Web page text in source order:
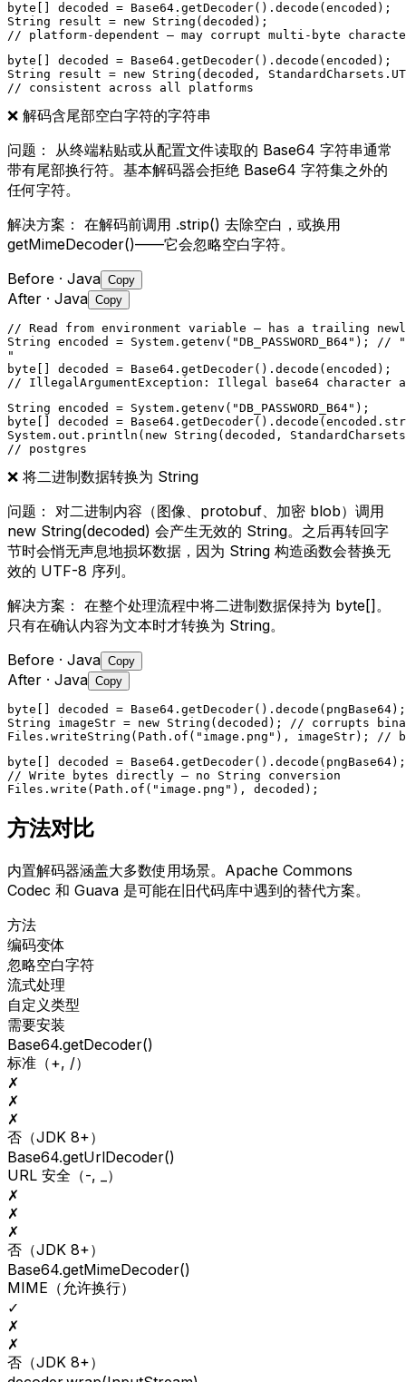
byte[] decoded = Base64.getDecoder().decode(encoded);
String result = new String(decoded);
// platform-dependent — may corrupt multi-byte
byte[] decoded = Base64.getDecoder().decode(encoded);
String result = new String(decoded,
// consistent across all platforms
❌ 解码含尾部空白字符的字符串
问题：
从终端粘贴或从配置文件读取的 Base64 字符串通常
带有尾部换行符。基本解码器会拒绝 Base64 字符集之外的
任何字符。
解决方案： 在解码前调用 .strip() 去除空白，或换用
getMimeDecoder()——它会忽略空白字符。
Before · Java Copy
After · Java Copy
// Read from environment variable — has a trailing
String encoded = System.getenv("DB_PASSWORD_B64"); //
"
byte[] decoded = Base64.getDecoder().decode(encoded);
// IllegalArgumentException: Illegal base64 character a
String encoded = System.getenv("DB_PASSWORD_B64");
byte[] decoded =
System.out.println(new String(decoded,
// postgres
❌ 将二进制数据转换为 String
问题： 对二进制内容（图像、protobuf、加密 blob）调用
new String(decoded) 会产生无效的 String。之后再转回字
节时会悄无声息地损坏数据，因为 String 构造函数会替换无
效的 UTF-8 序列。
解决方案： 在整个处理流程中将二进制数据保持为 byte[]。
只有在确认内容为文本时才转换为 String。
Before · Java Copy
After · Java Copy
byte[] decoded = Base64.getDecoder().decode(pngBase64);
String imageStr = new String(decoded); // corrupts
Files.writeString(Path.of("image.png"), imageStr); //
byte[] decoded = Base64.getDecoder().decode(pngBase64);
// Write bytes directly — no String conversion
Files.write(Path.of("image.png"), decoded);
方法对比
内置解码器涵盖大多数使用场景。Apache Commons
Codec 和 Guava 是可能在旧代码库中遇到的替代方案。
方法
编码变体
忽略空白字符
流式处理
自定义类型
需要安装
Base64.getDecoder()
标准（+, /）
✗
✗
✗
否（JDK 8+）
Base64.getUrlDecoder()
URL 安全（-, _）
✗
✗
✗
否（JDK 8+）
Base64.getMimeDecoder()
MIME（允许换行）
✓
✗
✗
否（JDK 8+）